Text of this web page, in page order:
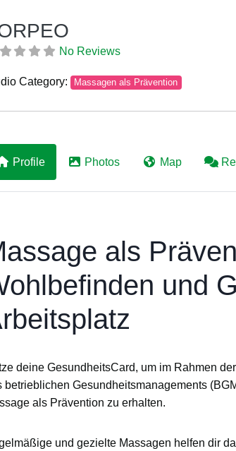
No Reviews
Category: Massagen als Prävention
Profile Photos Map
als
und
deine GesundheitsCard, um im Rahmen der
betrieblichen Gesundheitsmanagements
als Prävention zu erhalten.
und gezielte Massagen helfen dir